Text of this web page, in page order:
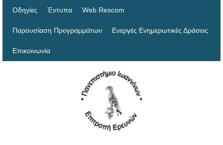
Οδηγίες Έντυπα Web Rescom
Παρουσίαση Προγραμμάτων Ενεργές Ενημερωτικές Δράσεις
Επικοινωνία